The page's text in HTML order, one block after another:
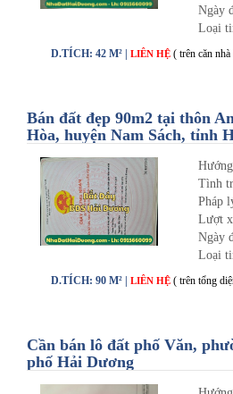
Ngày
Loại
D.TÍCH: 42 M² | LIÊN HỆ ( trên căn nhà
Bán đất đẹp 90m2 tại thôn
Hòa, huyện Nam Sách, tỉnh
Tình
Pháp
Lượt
Ngày
Loại
D.TÍCH: 90 M² | LIÊN HỆ ( trên tổng
Cần bán lô đất phố Văn,
phố Hải Dương